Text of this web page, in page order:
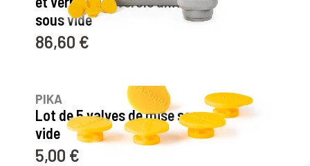
sous vide
Prix
86,60 €
PIKA
Lot de 5 valves de mise sous
vide
Prix
5,00 €